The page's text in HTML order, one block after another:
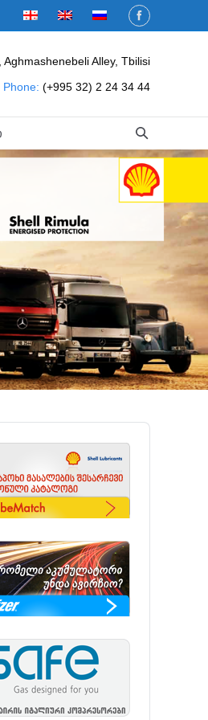
Alley, Tbilisi
Phone: (+995 32) 2 24 34 44